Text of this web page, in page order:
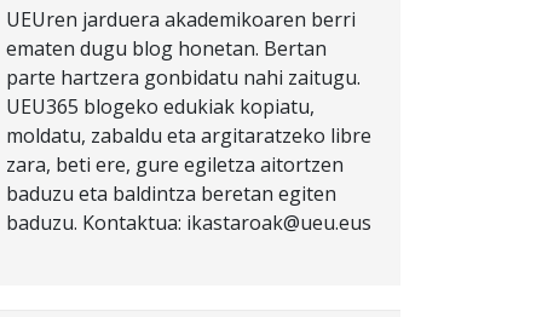
UEUren jarduera akademikoaren berri
ematen dugu blog honetan. Bertan
parte hartzera gonbidatu nahi zaitugu.
UEU365 blogeko edukiak kopiatu,
moldatu, zabaldu eta argitaratzeko libre
zara, beti ere, gure egiletza aitortzen
baduzu eta baldintza beretan egiten
baduzu. Kontaktua: ikastaroak@ueu.eus